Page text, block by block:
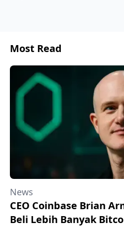
Most Read
News
CEO Coinbase Brian
Beli Lebih Banyak